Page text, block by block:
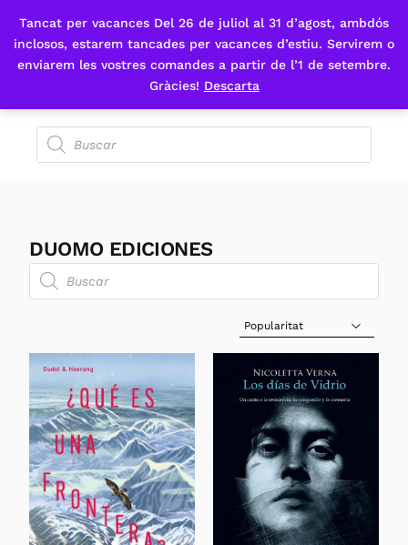
Tancat per vacances Del 26 de juliol al 31 d’agost, ambdós
inclosos, estarem tancades per vacances d’estiu. Servirem o
enviarem les vostres comandes a partir de l’1 de setembre.
Gràcies! Descarta
Fes-te'n sòcia
DUOMO EDICIONES
Sort Products